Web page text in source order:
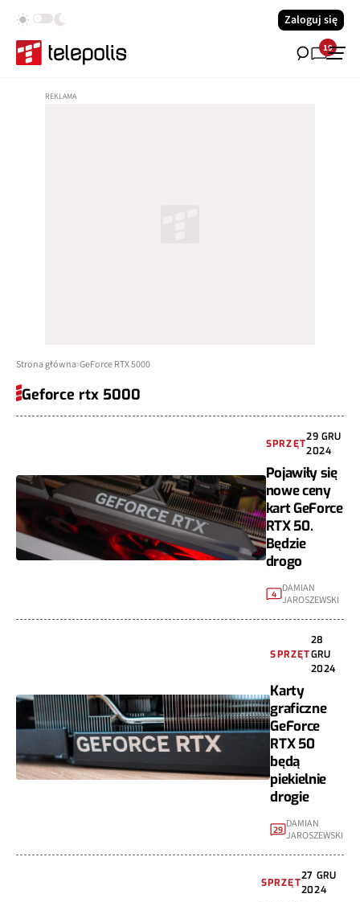
Zaloguj się
19
Strona główna GeForce RTX 5000
Geforce rtx 5000
SPRZĘT
29 GRU
2024
Pojawiły się
nowe ceny
kart GeForce
RTX 50.
Będzie
drogo
4 DAMIAN
JAROSZEWSKI
SPRZĘT
28
GRU
2024
Karty
graficzne
GeForce
RTX 50
będą
piekielnie
drogie
29 DAMIAN
JAROSZEWSKI
SPRZĘT
27 GRU
2024